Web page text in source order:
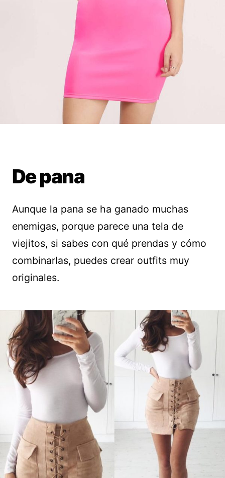
De pana
Aunque la pana se ha ganado muchas
enemigas, porque parece una tela de
viejitos, si sabes con qué prendas y cómo
combinarlas, puedes crear outfits muy
originales.